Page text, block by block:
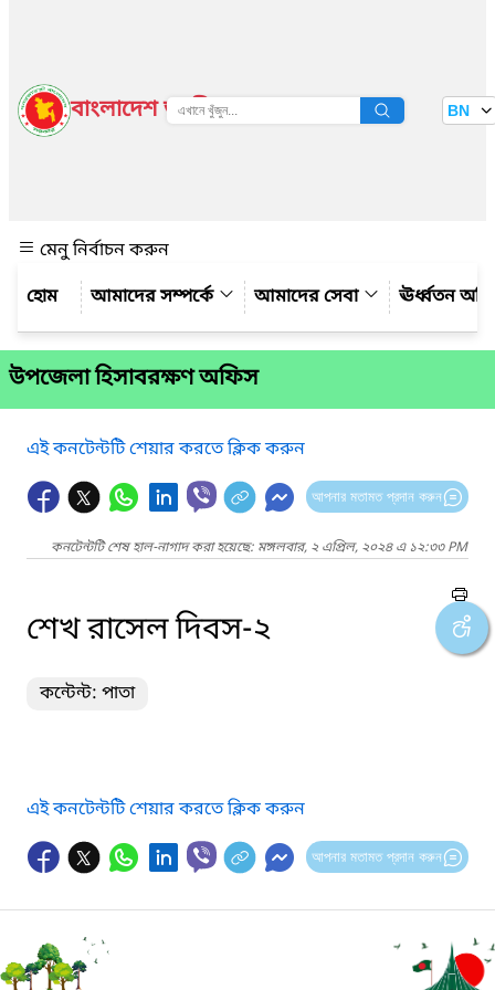
বাংলাদেশ জাতীয় তথ্য বাতায়ন BN
মেনু নির্বাচন করুন
আমাদের সম্পর্কে
আমাদের সেবা ঊর্ধ্বতন
উপজেলা হিসাবরক্ষণ অফিস
এই কনটেন্টটি শেয়ার করতে ক্লিক করুন
আপনার মতামত প্রদান করুন
কনটেন্টটি শেষ হাল-নাগাদ করা হয়েছে: মঙ্গলবার, ২ এপ্রিল, ২০২৪ এ ১২:৩৩ PM
শেখ রাসেল দিবস-২
কন্টেন্ট: পাতা
এই কনটেন্টটি শেয়ার করতে ক্লিক করুন
আপনার মতামত প্রদান করুন